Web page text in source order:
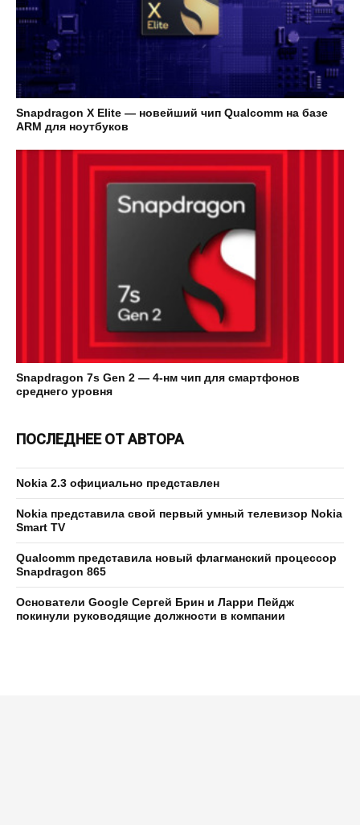
Snapdragon X Elite — новейший чип Qualcomm на базе
ARM для ноутбуков
Snapdragon 7s Gen 2 — 4-нм чип для смартфонов
среднего уровня
ПОСЛЕДНЕЕ ОТ АВТОРА
Nokia 2.3 официально представлен
Nokia представила свой первый умный телевизор Nokia
Smart TV
Qualcomm представила новый флагманский процессор
Snapdragon 865
Основатели Google Сергей Брин и Ларри Пейдж
покинули руководящие должности в компании